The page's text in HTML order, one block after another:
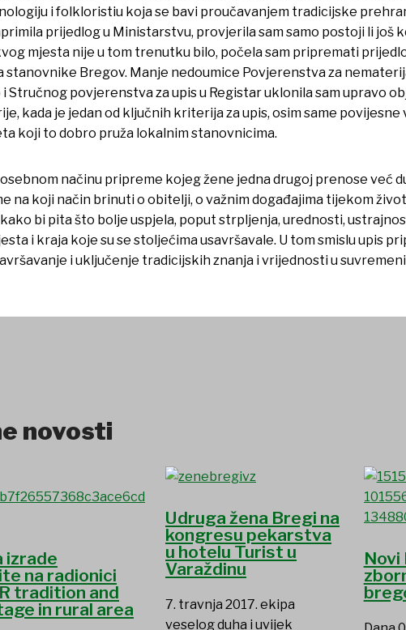
i folkloristiu koja se bavi proučavanjem tradicijske
prijedlog u Ministarstvu, provjerila sam samo postoji li još
mjesta nije u tom trenutku bilo, počela sam pripremati
Bregov. Manje nedoumice Povjerenstva za
povjerenstva za upis u Registar uklonila sam upravo
kada je jedan od ključnih kriterija za upis, osim same
koji to dobro pruža lokalnim stanovnicima.
načinu pripreme kojeg žene jedna drugoj prenose već
na koji način brinuti o obitelji, o važnim događajima tijekom
bi pita što bolje uspjela, poput strpljenja, urednosti,
i kraja koje su se stoljećima usavršavale. U tom smislu upis
i uključenje tradicijskih znanja i vrijednosti u
novosti
izrade
na radionici
tradition and
in rural area
Udruga žena Bregi na
kongresu pekarstva
u hotelu Turist u
Varaždinu
7. travnja 2017. ekipa
veselog duha i uvijek
Novi